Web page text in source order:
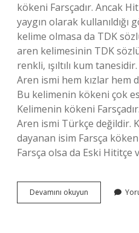
kökeni Farsçadır. Ancak
yaygın olarak
kelime olmasa da TDK
aren kelimesinin TDK
renkli, ışıltılı kum
Aren ismi hem kızlar hem
Bu kelimenin kökeni çok
Kelimenin kökeni
Aren ismi Türkçe değildir.
dayanan isim Farsça
Farsça olsa da Eski Hititçe
Devamını okuyun
Ismi